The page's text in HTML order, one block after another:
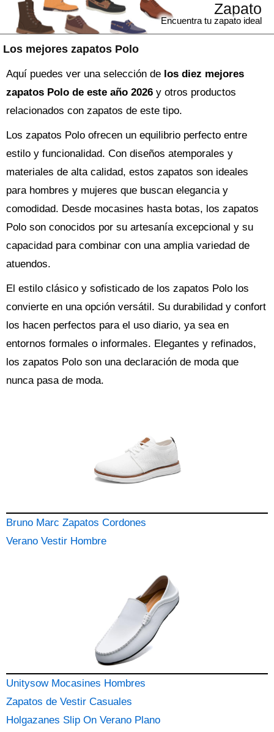
Los mejores zapatos Polo
Zapato
Encuentra tu zapato ideal
Aquí puedes ver una selección de los diez mejores
zapatos Polo de este año 2026 y otros productos
relacionados con zapatos de este tipo.
Los zapatos Polo ofrecen un equilibrio perfecto entre
estilo y funcionalidad. Con diseños atemporales y
materiales de alta calidad, estos zapatos son ideales
para hombres y mujeres que buscan elegancia y
comodidad. Desde mocasines hasta botas, los zapatos
Polo son conocidos por su artesanía excepcional y su
capacidad para combinar con una amplia variedad de
atuendos.
El estilo clásico y sofisticado de los zapatos Polo los
convierte en una opción versátil. Su durabilidad y confort
los hacen perfectos para el uso diario, ya sea en
entornos formales o informales. Elegantes y refinados,
los zapatos Polo son una declaración de moda que
nunca pasa de moda.
Bruno Marc Zapatos Cordones
Verano Vestir Hombre
Unitysow Mocasines Hombres
Zapatos de Vestir Casuales
Holgazanes Slip On Verano Plano